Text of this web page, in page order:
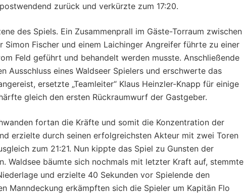
zurück und verkürzte zum 17:20.
des Spiels. Ein Zusammenprall im Gäste-Torraum zwischen
Fischer und einem Laichinger Angreifer führte zu einer
Feld geführt und behandelt werden musste. Anschließende
Ausschluss eines Waldseer Spielers und erschwerte das
ersetzte „Teamleiter“ Klaus Heinzler-Knapp für einige
gleich den ersten Rückraumwurf der Gastgeber.
fortan die Kräfte und somit die Konzentration der
erzielte durch seinen erfolgreichsten Akteur mit zwei Toren
zum 21:21. Nun kippte das Spiel zu Gunsten der
Waldsee bäumte sich nochmals mit letzter Kraft auf, stemmte
und erzielte 40 Sekunden vor Spielende den
Manndeckung erkämpften sich die Spieler um Kapitän Flo